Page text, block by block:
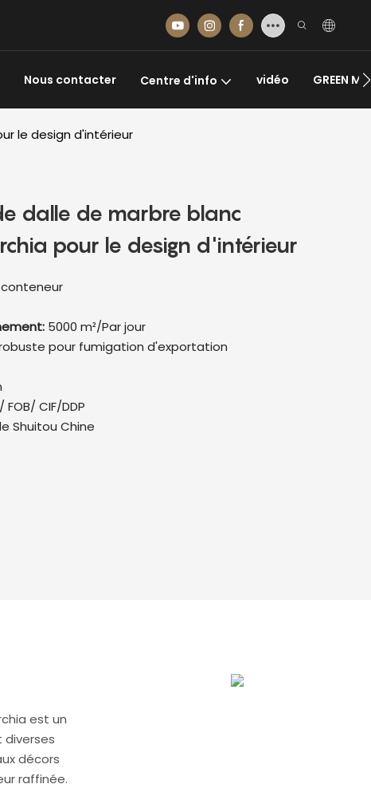
Nous contacter Centre d'info vidéo GREEN
le design d'intérieur
dalle de marbre blanc
pour le design d'intérieur
5000 m²/Par jour
pour fumigation d'exportation
FOB/ CIF/DDP
Shuitou Chine
est un
diverses
décors
raffinée.